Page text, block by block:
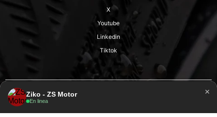
X
Youtube
Linkedin
Tiktok
Ziko - ZS Motor
En linea
×